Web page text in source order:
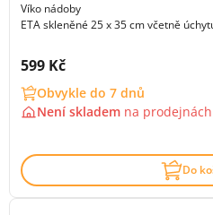
Víko nádoby
ETA skleněné 25 x 35 cm včetně
Cena s DPH:
599 Kč
Obvykle do 7 dnů
Není skladem na prodejnách
Do